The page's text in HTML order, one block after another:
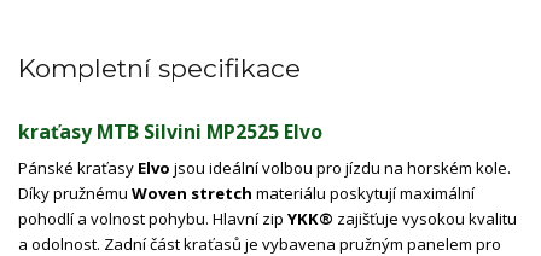
Kompletní specifikace
kraťasy MTB Silvini MP2525 Elvo
Pánské kraťasy Elvo jsou ideální volbou pro jízdu na horském kole.
Díky pružnému Woven stretch materiálu poskytují maximální
pohodlí a volnost pohybu. Hlavní zip YKK® zajišťuje vysokou kvalitu
a odolnost. Zadní část kraťasů je vybavena pružným panelem pro